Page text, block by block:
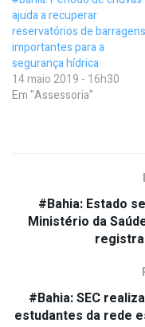
ajuda a recuperar
reservatórios de barragens
importantes para a
segurança hídrica
14 maio 2019 - 16h30
Em "Assessoria"
#Bahia: Estado
Ministério da
#Bahia: SEC
estudantes da rede